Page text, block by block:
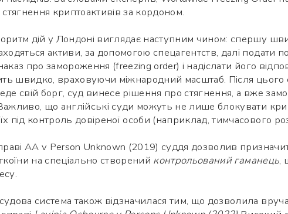
стягнення криптоактивів за кордоном.
дій у Лондоні виглядає наступним чином: спершу
активи, за допомогою спецагентств, далі подати
про замороження (freezing order) і надіслати його
швидко, враховуючи міжнародний масштаб. Після цього
свій борг, суд винесе рішення про стягнення, а вже
що англійські суди можуть не лише блокувати
під контроль довіреної особи (наприклад, тимчасового
AA v Person Unknown (2019) суддя дозволив
на спеціально створений контрольований гаманець,
система також відзначилася тим, що дозволила